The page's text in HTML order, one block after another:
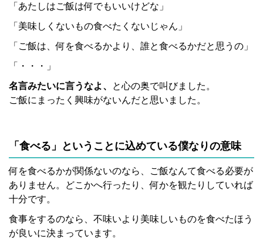
「あたしはご飯は何でもいいけどな」
「美味しくないもの食べたくないじゃん」
「ご飯は、何を食べるかより、誰と食べるかだと思うの」
「・・・」
名言みたいに言うなよ、
と心の奥で叫びました。
ご飯にまったく興味がないんだと思いました。
「食べる」ということに込めている僕なりの意味
何を食べるかが関係ないのなら、ご飯なんて食べる必要が
ありません。どこかへ行ったり、何かを観たりしていれば
十分です。
食事をするのなら、不味いより美味しいものを食べたほう
が良いに決まっています。